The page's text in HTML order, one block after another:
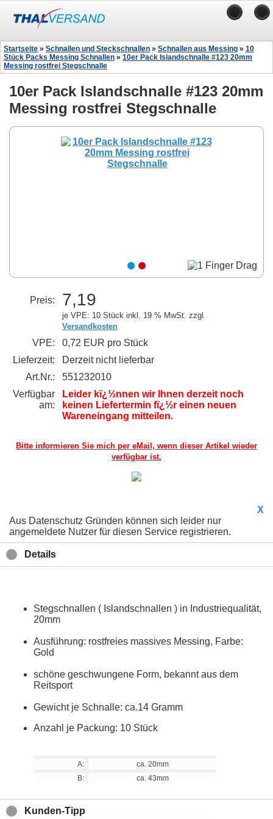
Startseite » Schnallen und Steckschnallen » Schnallen aus Messing » 10
Stück Packs Messing Schnallen » 10er Pack Islandschnalle #123 20mm
Messing rostfrei Stegschnalle
10er Pack Islandschnalle #123 20mm
Messing rostfrei Stegschnalle
Preis: 7,19
je VPE: 10 Stück inkl. 19 % MwSt. zzgl.
Versandkosten
VPE:
0,72 EUR pro Stück
Lieferzeit:
Derzeit nicht lieferbar
Art.Nr.:
551232010
Verfügbar
am:
Leider kï¿½nnen wir Ihnen derzeit noch
keinen Liefertermin fï¿½r einen neuen
Wareneingang mitteilen.
Bitte informieren Sie mich per eMail, wenn dieser Artikel wieder
verfügbar ist.
X
Aus Datenschutz Gründen können sich leider nur
angemeldete Nutzer für diesen Service registrieren.
Details
Stegschnallen ( Islandschnallen ) in Industriequalität,
20mm
Ausführung: rostfreies massives Messing, Farbe:
Gold
schöne geschwungene Form, bekannt aus dem
Reitsport
Gewicht je Schnalle: ca.14 Gramm
Anzahl je Packung: 10 Stück
A:
ca. 20mm
B:
ca. 43mm
Kunden-Tipp